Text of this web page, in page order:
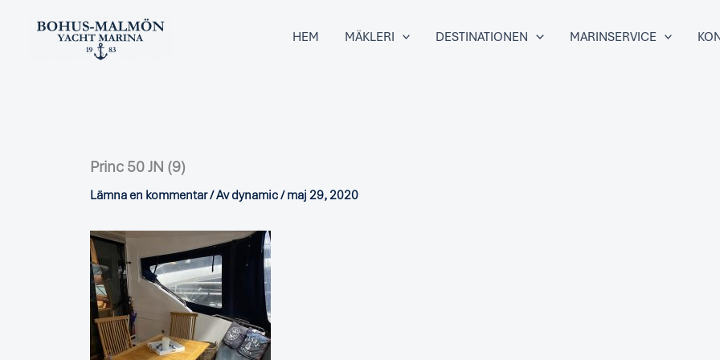
HEM MÄKLERI DESTINATIONEN MARINSERVICE
Princ 50 JN (9)
Lämna en kommentar/ Avdynamic/maj 29, 2020